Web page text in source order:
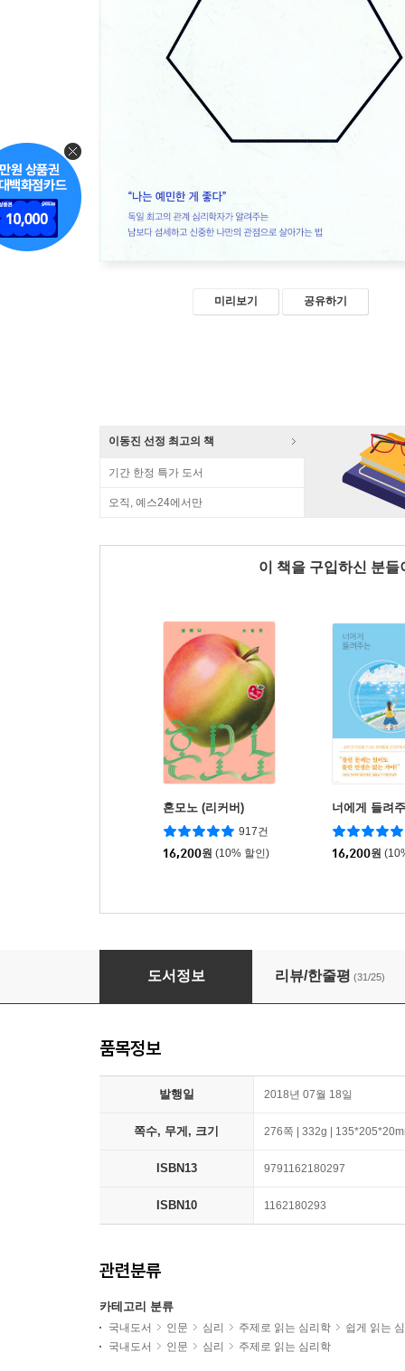
미리보기 공유하기
이동진 선정 최고의 책
기간 한정 특가 도서
오직, 예스24에서만
이 책을 구입하신 분
혼모노 (리커버)
917건
16,200원 (10% 할인)
너에게 들려
16,200원
예민함이라는 무기
도서정보 리뷰/한줄평 (31/25)
품목정보
발행일 2018년 07월 18일
쪽수, 무게, 크기 276쪽 | 332g |
ISBN13 9791162180297
ISBN10 1162180293
관련분류
카테고리 분류
국내도서 인문 심리 주제로 읽는 심리학
쉽게 읽는
국내도서
인문 심리 주제로 읽는 심리학